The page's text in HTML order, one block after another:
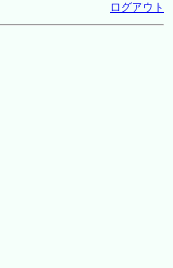
ログアウト